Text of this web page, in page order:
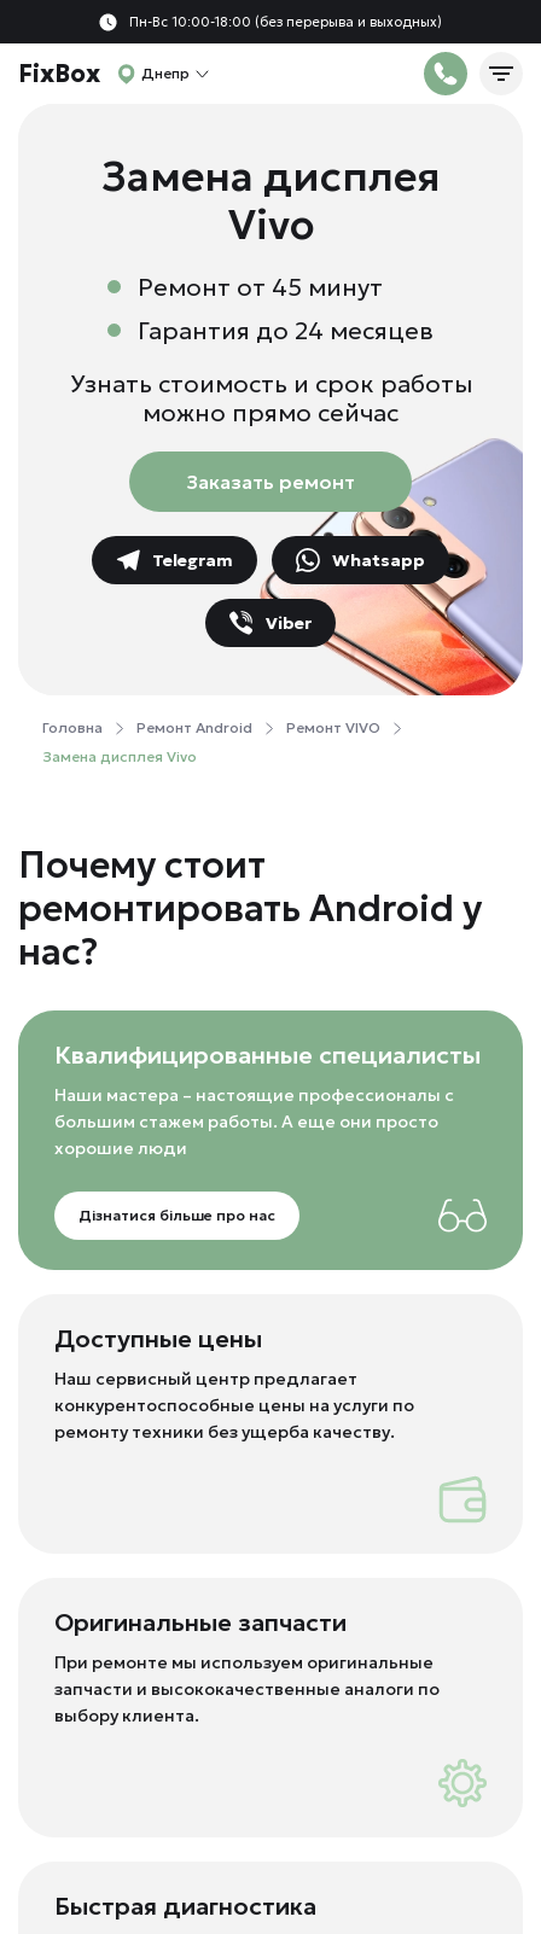
Пн-Вс 10:00-18:00 (без перерыва и выходных)
FixBox Днепр
Зaмeнa диcплeя
Vivo
Ремонт от 45 минут
Гарантия до 24 месяцев
Узнать стоимость и срок работы
можно прямо сейчас
Заказать ремонт
Telegram Whatsapp
Viber
Головна Ремонт Android
Ремонт VIVO
Зaмeнa диcплeя Vivo
Почему стоит
ремонтировать Android у
нас?
Квалифицированные специалисты
Наши мастера – настоящие профессионалы с
большим стажем работы. А еще они просто
хорошие люди
Дізнатися більше про нас
Доступные цены
Наш сервисный центр предлагает
конкурентоспособные цены на услуги по
ремонту техники без ущерба качеству.
Оригинальные запчасти
При ремонте мы используем оригинальные
запчасти и высококачественные аналоги по
выбору клиента.
Быстрая диагностика